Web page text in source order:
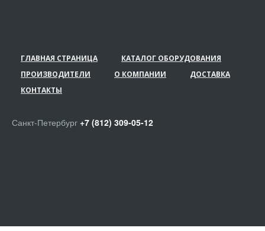
ГЛАВНАЯ СТРАНИЦА
КАТАЛОГ ОБОРУДОВАНИЯ
ПРОИЗВОДИТЕЛИ
О КОМПАНИИ
ДОСТАВКА
КОНТАКТЫ
Санкт-Петербург +7 (812) 309-05-12